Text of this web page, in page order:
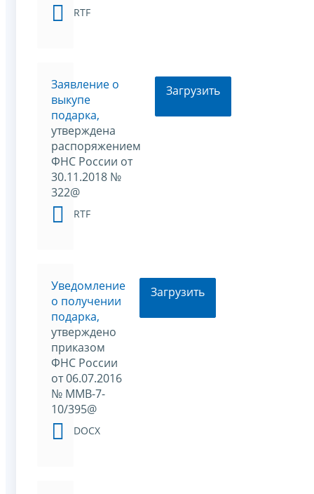
RTF
Заявление о
выкупе
подарка,
утверждена
распоряжением
ФНС России от
30.11.2018 №
322@
RTF
Загрузить
Уведомление
о получении
подарка,
утверждено
приказом
ФНС России
от 06.07.2016
№ ММВ-7-
10/395@
DOCX
Загрузить